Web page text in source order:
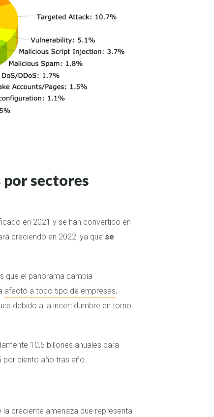
por sectores
en 2021 y se han convertido en
creciendo en 2022, ya que se
que el panorama cambia
afectó a todo tipo de empresas,
debido a la incertidumbre en torno
10,5 billones anuales para
ciento año tras año.
creciente amenaza que representa